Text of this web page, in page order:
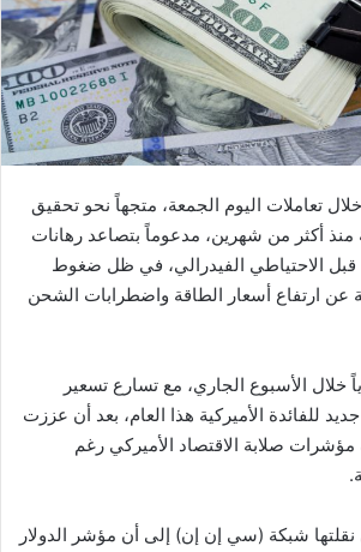
خلال تعاملات اليوم الجمعة، متجهاً نحو تحقيق
أكثر من شهرين، مدعوماً بتصاعد رهانات
قبل الاحتياطي الفيدرالي، في ظل ضغوط
عن ارتفاع أسعار الطاقة واضطرابات الشحن
خلال الأسبوع الجاري، مع تسارع تسعير
للفائدة الأميركية هذا العام، بعد أن عززت
مؤشرات صلابة الاقتصاد الأميركي رغم
نقلتها شبكة (سي إن إن) إلى أن مؤشر الدولار